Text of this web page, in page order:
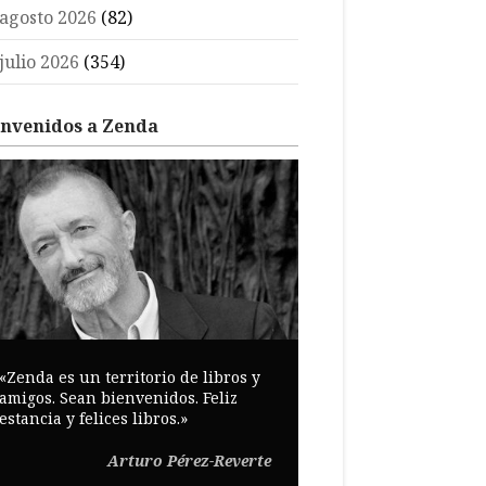
2026 (82)
2026 (354)
a Zenda
es un territorio de libros y
Sean bienvenidos. Feliz
y felices libros.»
Arturo Pérez-Reverte